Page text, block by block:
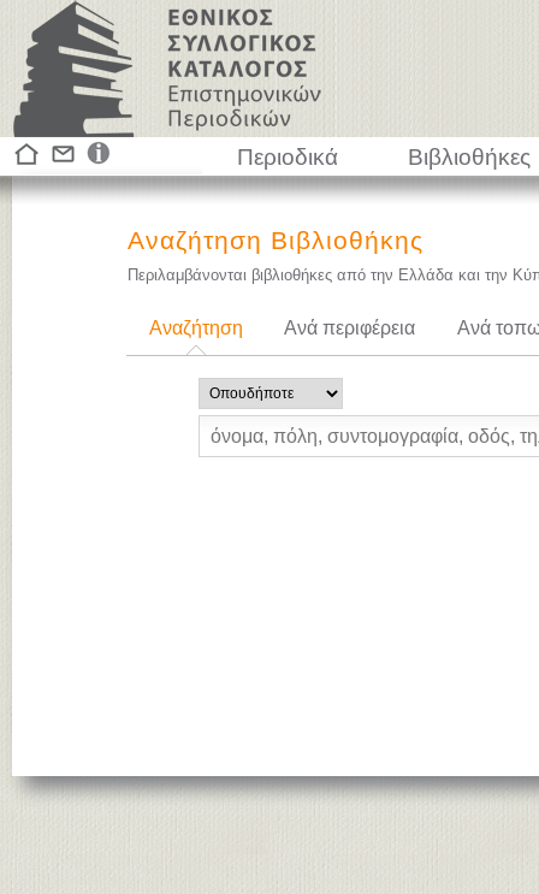
Περιοδικά Βιβλιοθήκες
Αναζήτηση Βιβλιοθήκης
Περιλαμβάνονται βιβλιοθήκες από την Ελλάδα και την
Αναζήτηση Ανά περιφέρεια Ανά